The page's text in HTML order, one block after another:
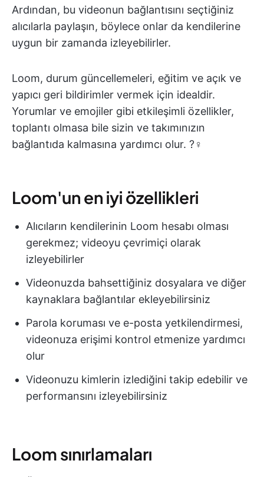
Ardından, bu videonun bağlantısını seçtiğiniz
alıcılarla paylaşın, böylece onlar da kendilerine
uygun bir zamanda izleyebilirler.
Loom, durum güncellemeleri, eğitim ve açık ve
yapıcı geri bildirimler vermek için idealdir.
Yorumlar ve emojiler gibi etkileşimli özellikler,
toplantı olmasa bile sizin ve takımınızın
bağlantıda kalmasına yardımcı olur. ?‍♀️
Loom'un en iyi özellikleri
Alıcıların kendilerinin Loom hesabı olması
gerekmez; videoyu çevrimiçi olarak
izleyebilirler
Videonuzda bahsettiğiniz dosyalara ve diğer
kaynaklara bağlantılar ekleyebilirsiniz
Parola koruması ve e-posta yetkilendirmesi,
videonuza erişimi kontrol etmenize yardımcı
olur
Videonuzu kimlerin izlediğini takip edebilir ve
performansını izleyebilirsiniz
Loom sınırlamaları